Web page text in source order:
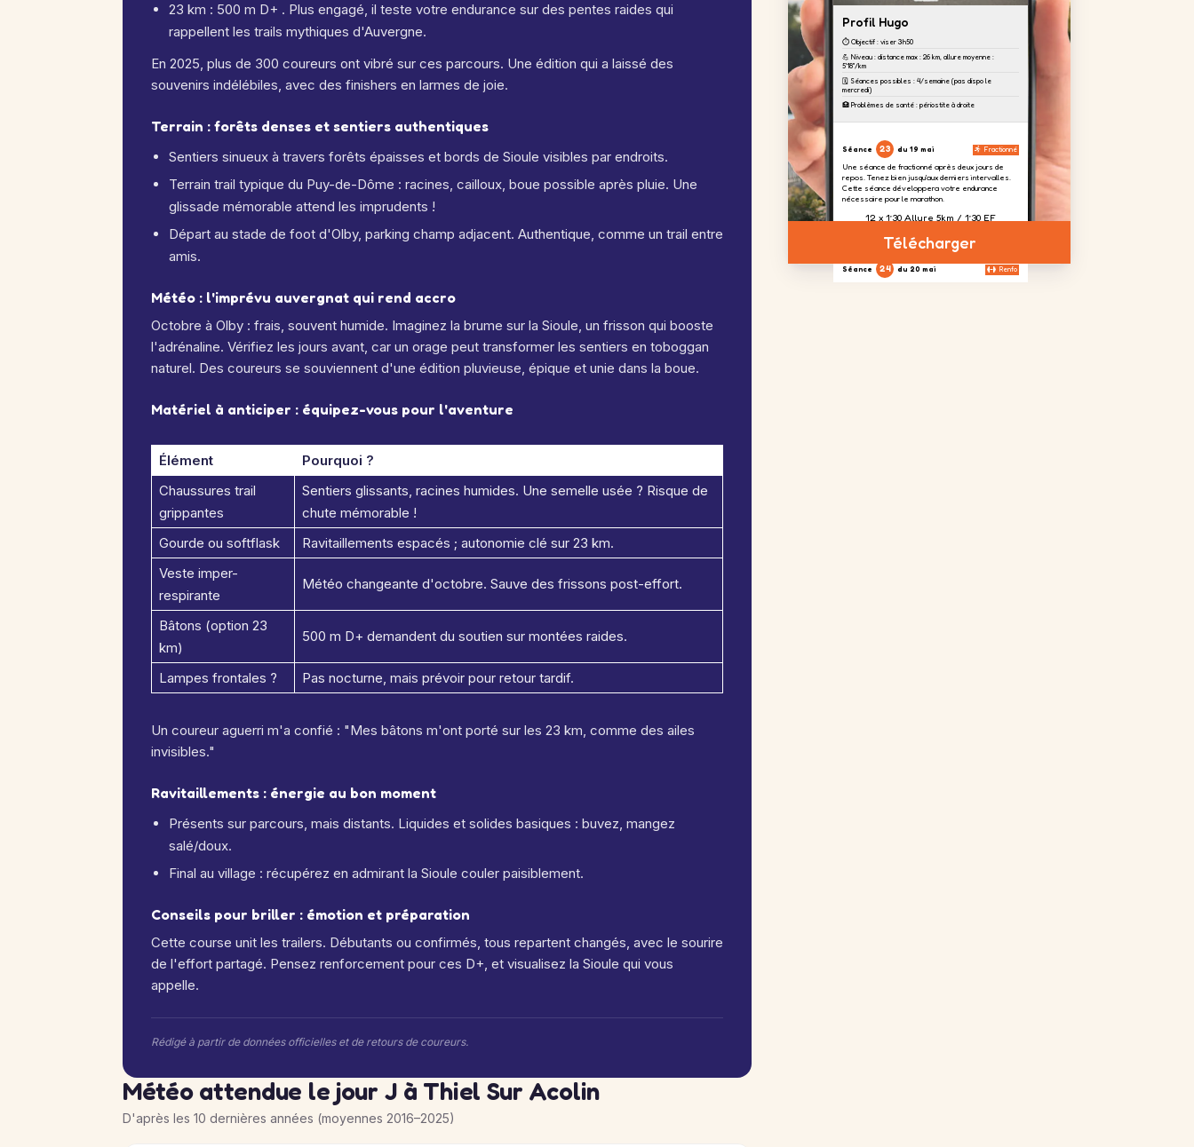
23 km : 500 m D+ . Plus engagé, il teste votre endurance sur des pentes raides qui
rappellent les trails mythiques d'Auvergne.
En 2025, plus de 300 coureurs ont vibré sur ces parcours. Une édition qui a laissé des
souvenirs indélébiles, avec des finishers en larmes de joie.
Terrain : forêts denses et sentiers authentiques
Sentiers sinueux à travers forêts épaisses et bords de Sioule visibles par endroits.
Terrain trail typique du Puy-de-Dôme : racines, cailloux, boue possible après pluie. Une
glissade mémorable attend les imprudents !
Départ au stade de foot d'Olby, parking champ adjacent. Authentique, comme un trail entre
amis.
Météo : l'imprévu auvergnat qui rend accro
Octobre à Olby : frais, souvent humide. Imaginez la brume sur la Sioule, un frisson qui booste
l'adrénaline. Vérifiez les jours avant, car un orage peut transformer les sentiers en toboggan
naturel. Des coureurs se souviennent d'une édition pluvieuse, épique et unie dans la boue.
Matériel à anticiper : équipez-vous pour l'aventure
Élément
Pourquoi ?
Chaussures trail
grippantes
Sentiers glissants, racines humides. Une semelle usée ? Risque de
chute mémorable !
Gourde ou softflask
Ravitaillements espacés ; autonomie clé sur 23 km.
Veste imper-
respirante
Météo changeante d'octobre. Sauve des frissons post-effort.
Bâtons (option 23
km)
500 m D+ demandent du soutien sur montées raides.
Lampes frontales ? Pas nocturne, mais prévoir pour retour tardif.
Un coureur aguerri m'a confié : "Mes bâtons m'ont porté sur les 23 km, comme des ailes
invisibles."
Ravitaillements : énergie au bon moment
Présents sur parcours, mais distants. Liquides et solides basiques : buvez, mangez
salé/doux.
Final au village : récupérez en admirant la Sioule couler paisiblement.
Conseils pour briller : émotion et préparation
Cette course unit les trailers. Débutants ou confirmés, tous repartent changés, avec le sourire
de l'effort partagé. Pensez renforcement pour ces D+, et visualisez la Sioule qui vous
appelle.
Rédigé à partir de données officielles et de retours de coureurs.
Météo attendue le jour J à Thiel Sur Acolin
D'après les 10 dernières années (moyennes 2016–2025)
Profil Hugo
⏱️ Objectif : viser 3h50
💪 Niveau : distance max : 26 km, allure moyenne :
5'18''/km
🗓️ Séances possibles : 4/semaine (pas dispo le
mercredi)
🏥 Problèmes de santé : périostite à droite
Séance 23 du 19 mai Fractionné
Une séance de fractionné après deux jours de
repos. Tenez bien jusqu'aux derniers intervalles.
Cette séance développera votre endurance
nécessaire pour le marathon.
12 x 1’30 Allure 5km / 1’30 EF
Séance 24 du 20 mai Renfo
Télécharger